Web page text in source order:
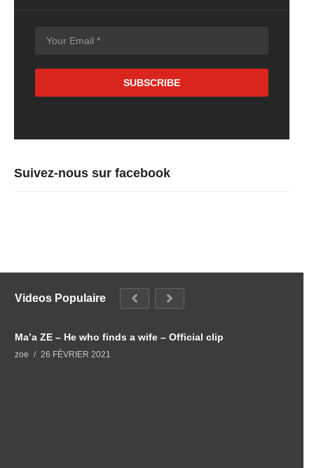
Suivez-nous sur facebook
Videos Populaire
Ma’a ZE – He who finds a wife – Official clip
zoe 26 FÉVRIER 2021